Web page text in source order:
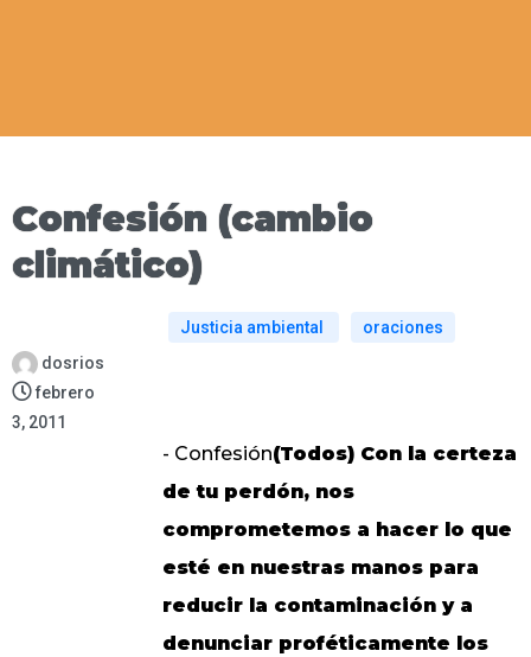
Confesión (cambio
climático)
dosrios
febrero
3, 2011
Justicia ambiental oraciones
- Confesión(Todos) Con la certeza
de tu perdón, nos
comprometemos a hacer lo que
esté en nuestras manos para
reducir la contaminación y a
denunciar proféticamente los